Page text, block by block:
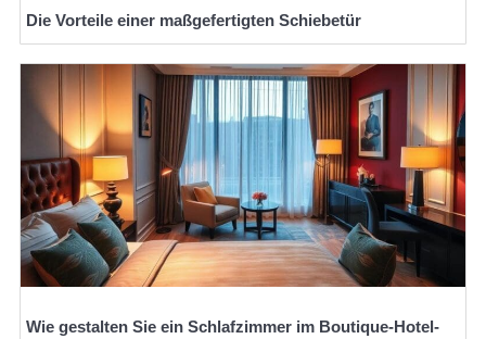
Die Vorteile einer maßgefertigten Schiebetür
Wie gestalten Sie ein Schlafzimmer im Boutique-Hotel-